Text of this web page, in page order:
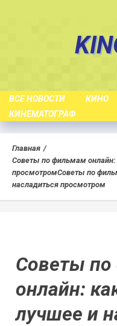
ВСЕ НОВОСТИ КИНО
КИНЕМАТОГРАФ
Главная
Советы по фильмам онлайн:
просмотромСоветы по
насладиться просмотром
Советы
онлайн:
лучшее и